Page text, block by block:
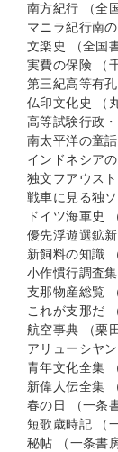
南方紀行 （全
マニラ紀行南
文楽史 （全国
実費の保険 （
第三紀高等有
仏印文化史 （
高等試験行政
南太平洋の童話
インドネシア
独文フアウスト
戦車に見る独
ドイツ海軍史
優先浮遊選鉱
新飼料の知識
小作慣行調査集
支那物産総覧
これが支那だ
航空事典 （栗田
アリューシヤ
青年文化全集
新偉人伝全集
春の日 （一条
短歌歳時記 （
秘帖 （一条書房